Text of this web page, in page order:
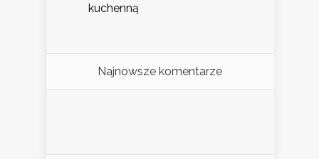
kuchenną
Najnowsze komentarze